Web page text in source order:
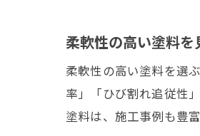
柔軟性の高い塗料
柔軟性の高い塗料を選
率」「ひび割れ追従性
塗料は、施工事例も豊富